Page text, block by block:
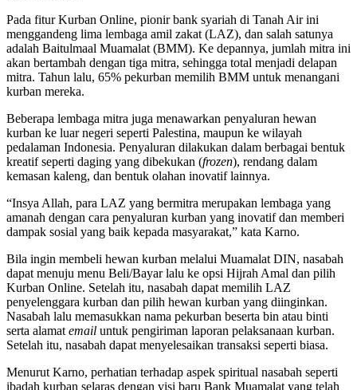
Pada fitur Kurban Online, pionir bank syariah di Tanah Air ini
menggandeng lima lembaga amil zakat (LAZ), dan salah satunya
adalah Baitulmaal Muamalat (BMM). Ke depannya, jumlah mitra ini
akan bertambah dengan tiga mitra, sehingga total menjadi delapan
mitra. Tahun lalu, 65% pekurban memilih BMM untuk menangani
kurban mereka.
Beberapa lembaga mitra juga menawarkan penyaluran hewan
kurban ke luar negeri seperti Palestina, maupun ke wilayah
pedalaman Indonesia. Penyaluran dilakukan dalam berbagai bentuk
kreatif seperti daging yang dibekukan (frozen), rendang dalam
kemasan kaleng, dan bentuk olahan inovatif lainnya.
“Insya Allah, para LAZ yang bermitra merupakan lembaga yang
amanah dengan cara penyaluran kurban yang inovatif dan memberi
dampak sosial yang baik kepada masyarakat,” kata Karno.
Bila ingin membeli hewan kurban melalui Muamalat DIN, nasabah
dapat menuju menu Beli/Bayar lalu ke opsi Hijrah Amal dan pilih
Kurban Online. Setelah itu, nasabah dapat memilih LAZ
penyelenggara kurban dan pilih hewan kurban yang diinginkan.
Nasabah lalu memasukkan nama pekurban beserta bin atau binti
serta alamat email untuk pengiriman laporan pelaksanaan kurban.
Setelah itu, nasabah dapat menyelesaikan transaksi seperti biasa.
Menurut Karno, perhatian terhadap aspek spiritual nasabah seperti
ibadah kurban selaras dengan visi baru Bank Muamalat yang telah